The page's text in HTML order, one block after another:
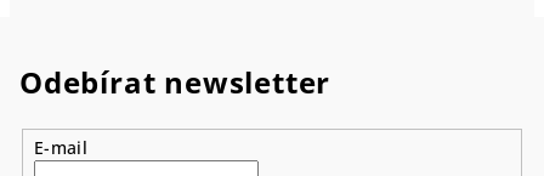
Odebírat newsletter
E-mail